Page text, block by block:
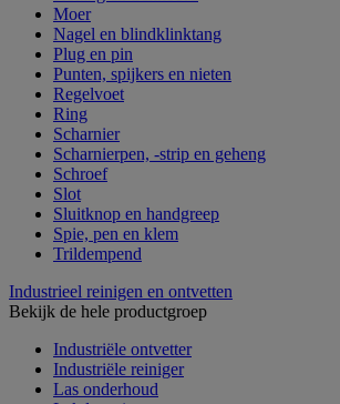
Moer
Nagel en blindklinktang
Plug en pin
Punten, spijkers en nieten
Regelvoet
Ring
Scharnier
Scharnierpen, -strip en geheng
Schroef
Slot
Sluitknop en handgreep
Spie, pen en klem
Trildempend
Industrieel reinigen en ontvetten
Bekijk de hele productgroep
Industriële ontvetter
Industriële reiniger
Las onderhoud